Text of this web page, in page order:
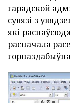
гарадской
сувязі з
які
распачала